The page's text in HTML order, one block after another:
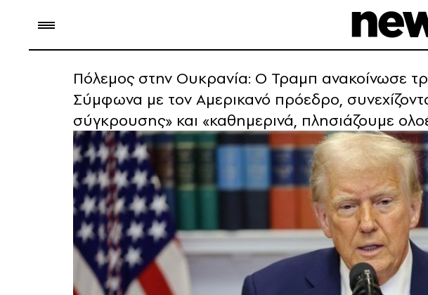
Πόλεμος στην Ουκρανία: Ο Τραμπ ανακοίνωσε
Σύμφωνα με τον Αμερικανό πρόεδρο,
σύγκρουσης» και «καθημερινά, πλησιάζουμε